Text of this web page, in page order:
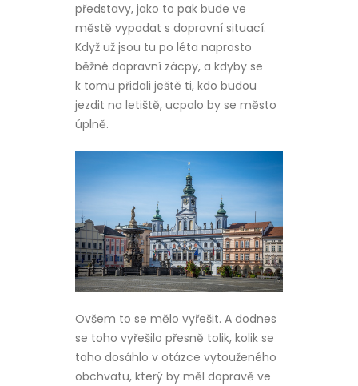
představy, jako to pak bude ve
městě vypadat s dopravní situací.
Když už jsou tu po léta naprosto
běžné dopravní zácpy, a kdyby se
k tomu přidali ještě ti, kdo budou
jezdit na letiště, ucpalo by se město
úplně.
Ovšem to se mělo vyřešit. A dodnes
se toho vyřešilo přesně tolik, kolik se
toho dosáhlo v otázce vytouženého
obchvatu, který by měl dopravě ve